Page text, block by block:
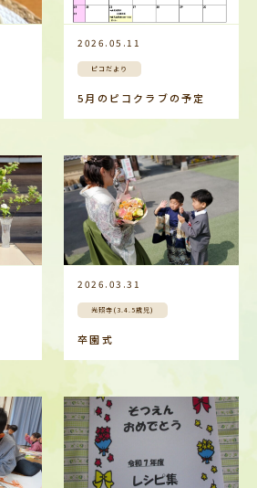
2026.05.11
ピコだより
5月のピコクラブの予定
2026.03.31
光照寺(3.4.5歳児)
卒園式